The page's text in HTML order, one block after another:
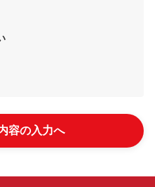
容の入力へ